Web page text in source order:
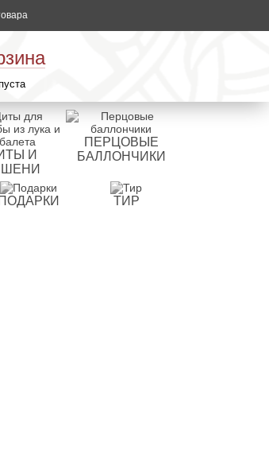
И
ПЕРЦОВЫЕ
БАЛЛОНЧИКИ
ПОДАРКИ ТИР